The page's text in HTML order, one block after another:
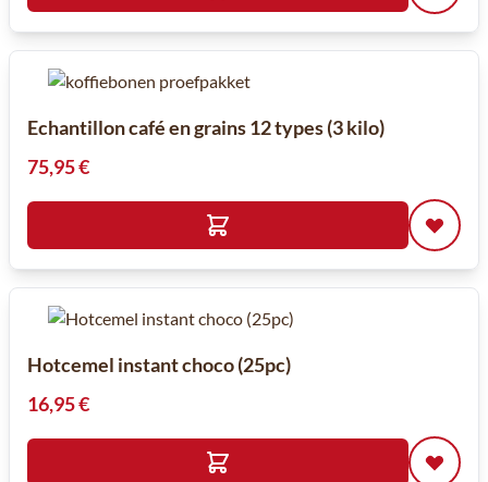
Echantillon café en grains 12 types (3 kilo)
75,95 €
Hotcemel instant choco (25pc)
16,95 €